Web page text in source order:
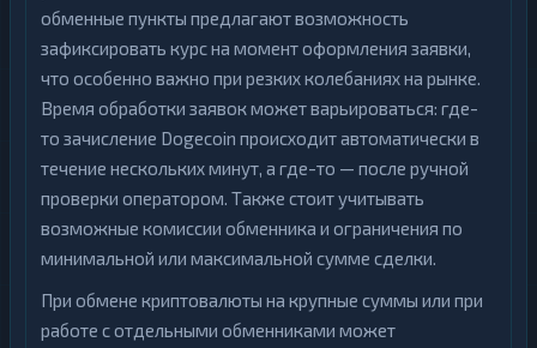
обменные пункты предлагают возможность
зафиксировать курс на момент оформления заявки,
что особенно важно при резких колебаниях на рынке.
Время обработки заявок может варьироваться: где-
то зачисление Dogecoin происходит автоматически в
течение нескольких минут, а где-то — после ручной
проверки оператором. Также стоит учитывать
возможные комиссии обменника и ограничения по
минимальной или максимальной сумме сделки.
При обмене криптовалюты на крупные суммы или при
работе с отдельными обменниками может